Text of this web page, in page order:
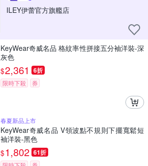
ILEY伊蕾官方旗艦店
KeyWear奇威名品 格紋率性拼接五分袖洋裝-深
灰色
$2,361 6折
限時下殺 券
春夏新品上市
KeyWear奇威名品 V領波點不規則下擺寬鬆短
袖洋裝-黑色
$1,802 61折